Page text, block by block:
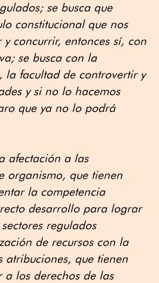
se busca que
constitucional que nos
concurrir, entonces sí, con
se busca con la
la facultad de controvertir y
y si no lo hacemos
que ya no lo podrá
afectación a las
organismo, que tienen
la competencia
desarrollo para lograr
regulados
de recursos con la
atribuciones, que tienen
a los derechos de las